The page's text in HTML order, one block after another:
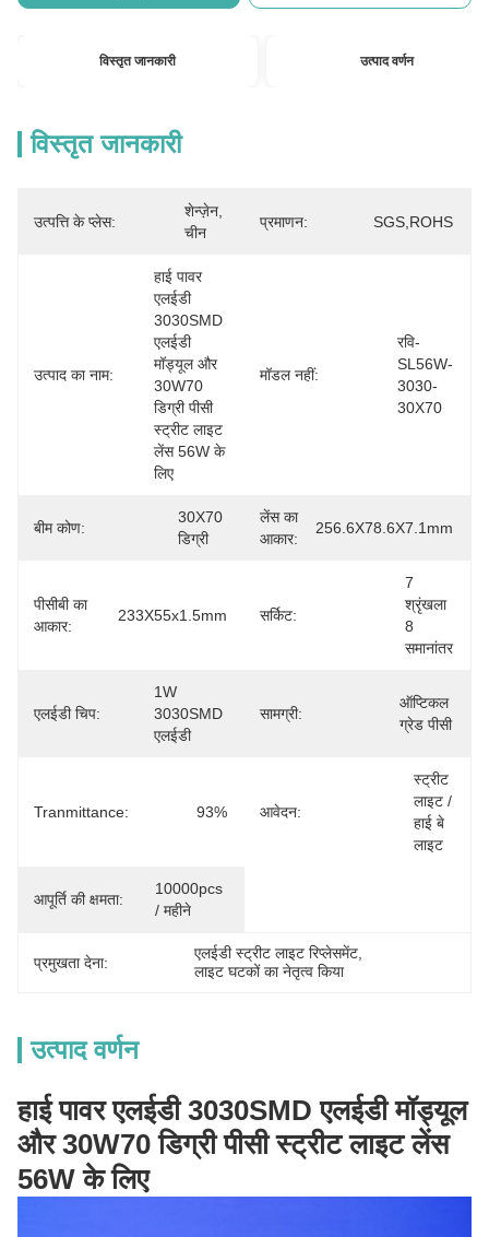
विस्तृत जानकारी उत्पाद वर्णन
विस्तृत जानकारी
उत्पत्ति के प्लेस:
शेन्ज़ेन,
चीन
प्रमाणन: SGS,ROHS
उत्पाद का नाम:
हाई पावर
एलईडी
3030SMD
एलईडी
मॉड्यूल और
30W70
डिग्री पीसी
स्ट्रीट लाइट
लेंस 56W के
लिए
मॉडल नहीं:
रवि-
SL56W-
3030-
30X70
बीम कोण:
30X70
डिग्री
लेंस का
आकार:
256.6X78.6X7.1mm
पीसीबी का
आकार:
233X55x1.5mm सर्किट:
7
श्रृंखला
8
समानांतर
एलईडी चिप:
1W
3030SMD
एलईडी
सामग्री:
ऑप्टिकल
ग्रेड पीसी
Tranmittance: 93% आवेदन:
स्ट्रीट
लाइट /
हाई बे
लाइट
आपूर्ति की क्षमता:
10000pcs
/ महीने
प्रमुखता देना:
एलईडी स्ट्रीट लाइट रिप्लेसमेंट
लाइट घटकों का नेतृत्व किया
उत्पाद वर्णन
हाई पावर एलईडी 3030SMD एलईडी मॉड्यूल
और 30W70 डिग्री पीसी स्ट्रीट लाइट लेंस
56W के लिए